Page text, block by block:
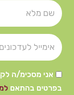
אני מסכימ/ה
בפרטים בהתאם